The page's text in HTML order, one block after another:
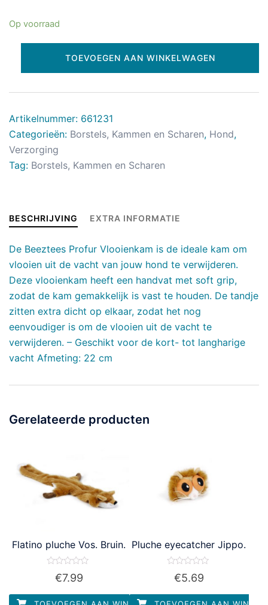
Op voorraad
TOEVOEGEN AAN WINKELWAGEN
Artikelnummer: 661231
Categorieën: Borstels, Kammen en Scharen, Hond,
Verzorging
Tag: Borstels, Kammen en Scharen
BESCHRIJVING EXTRA INFORMATIE
De Beeztees Profur Vlooienkam is de ideale kam om
vlooien uit de vacht van jouw hond te verwijderen.
Deze vlooienkam heeft een handvat met soft grip,
zodat de kam gemakkelijk is vast te houden. De tandje
zitten extra dicht op elkaar, zodat het nog
eenvoudiger is om de vlooien uit de vacht te
verwijderen. – Geschikt voor de kort- tot langharige
vacht Afmeting: 22 cm
Gerelateerde producten
Flatino pluche Vos. Bruin.
Waardering
5
€7.99
Pluche eyecatcher Jippo.
Waardering
5
€5.69